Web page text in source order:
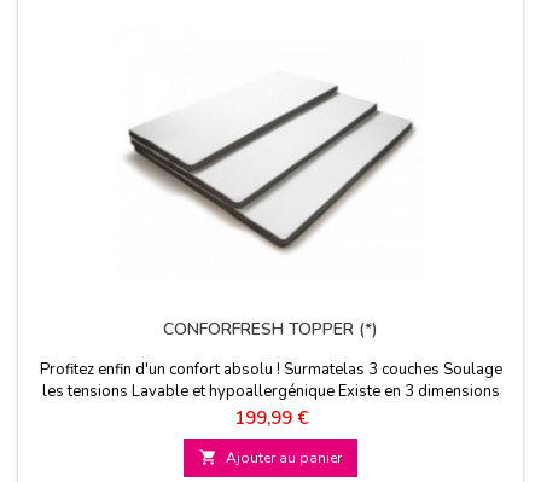
CONFORFRESH TOPPER (*)
Profitez enfin d'un confort absolu ! Surmatelas 3 couches Soulage
les tensions Lavable et hypoallergénique Existe en 3 dimensions
Prix
199,99 €
 Ajouter au panier